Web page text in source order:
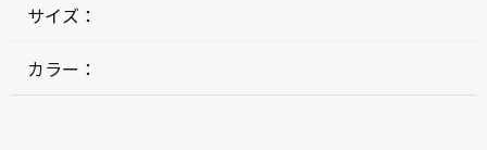
サイズ：
カラー：